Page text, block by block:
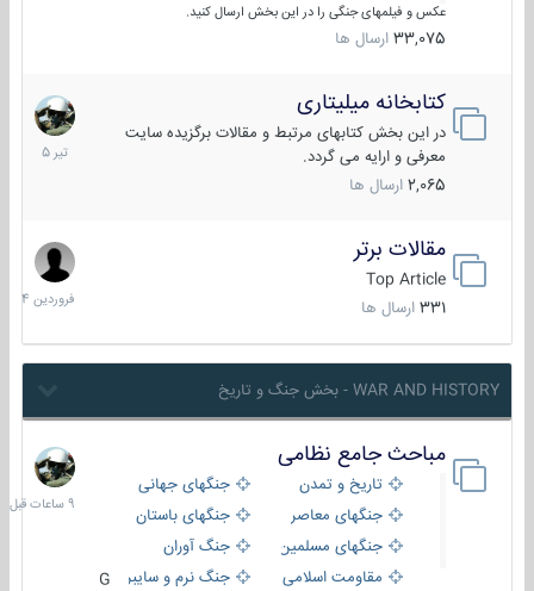
عکس و فیلمهای جنگی را در این بخش ارسال کنید.
33,075 ارسال ها
کتابخانه میلیتاری
در این بخش کتابهای مرتبط و مقالات برگزیده سایت
معرفی و ارایه می گردد.
2,065 ارسال ها
16
تیر
1405
مقالات برتر
Top Article
331 ارسال ها
29
فروردین
1404
WAR AND HISTORY - بخش جنگ و تاریخ
مباحث جامع نظامی
تاریخ و تمدن
جنگهای جهانی
جنگهای معاصر
جنگهای باستان
جنگهای مسلمین
جنگ آوران
مقاومت اسلامی
جنگ نرم و سایبری
9
ساعات
قبل